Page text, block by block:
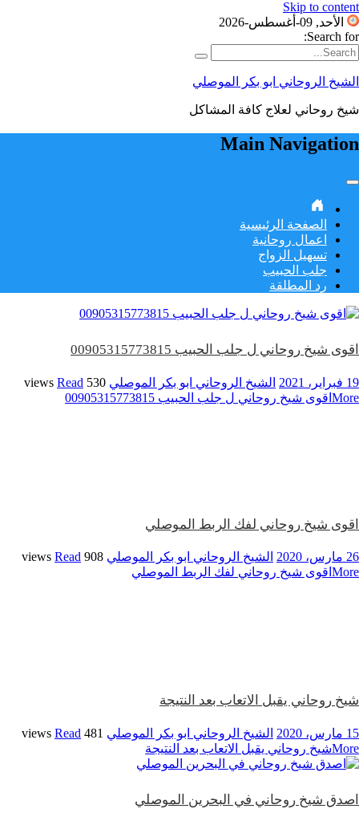
Skip to content
الأحد, 09-أغسطس-2026
Search for:
الشيخ الروحاني ابو بكر الموصلي
شيخ روحاني لعلاج كافة المشاكل
Main Navigation
الصفحة الرئيسية
اعمال روحانية
تسهيل الزواج
جلب الحبيب
رد المطلقة
اقوى شيخ روحاني ل جلب الحبيب 00905315773815
19 فبراير، 2021 الشيخ الروحاني ابو بكر الموصلي 530 views
Read
More اقوى شيخ روحاني ل جلب الحبيب 00905315773815
اقوى شيخ روحاني لفك الربط الموصلي
26 مارس، 2020 الشيخ الروحاني ابو بكر الموصلي 908 views
Read
More اقوى شيخ روحاني لفك الربط الموصلي
شيخ روحاني يقبل الاتعاب بعد النتيجة
15 مارس، 2020 الشيخ الروحاني ابو بكر الموصلي 481 views
Read
Moreشيخ روحاني يقبل الاتعاب بعد النتيجة
اصدق شيخ روحاني في البحرين الموصلي